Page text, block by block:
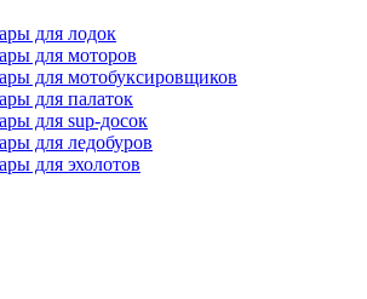
для лодок
для моторов
для мотобуксировщиков
для палаток
для sup-досок
для ледобуров
для эхолотов